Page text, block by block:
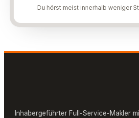
Du hörst meist innerhalb weniger
Inhabergeführter Full-Service-Makler